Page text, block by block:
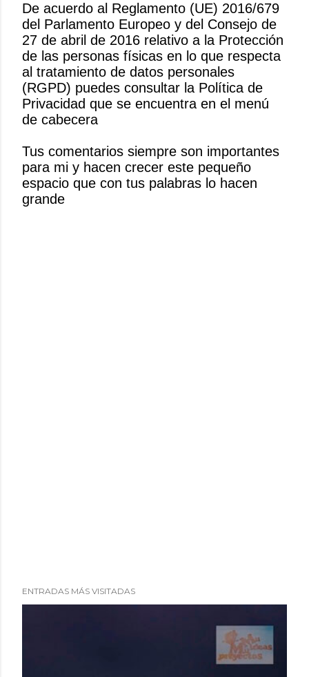
P
u
b
l
i
c
a
u
n
c
o
De acuerdo al Reglamento (UE) 2016/679
del Parlamento Europeo y del Consejo de
27 de abril de 2016 relativo a la Protección
de las personas físicas en lo que respecta
al tratamiento de datos personales
(RGPD) puedes consultar la Política de
Privacidad que se encuentra en el menú
de cabecera
Tus comentarios siempre son importantes
para mi y hacen crecer este pequeño
espacio que con tus palabras lo hacen
grande
ENTRADAS MÁS VISITADAS